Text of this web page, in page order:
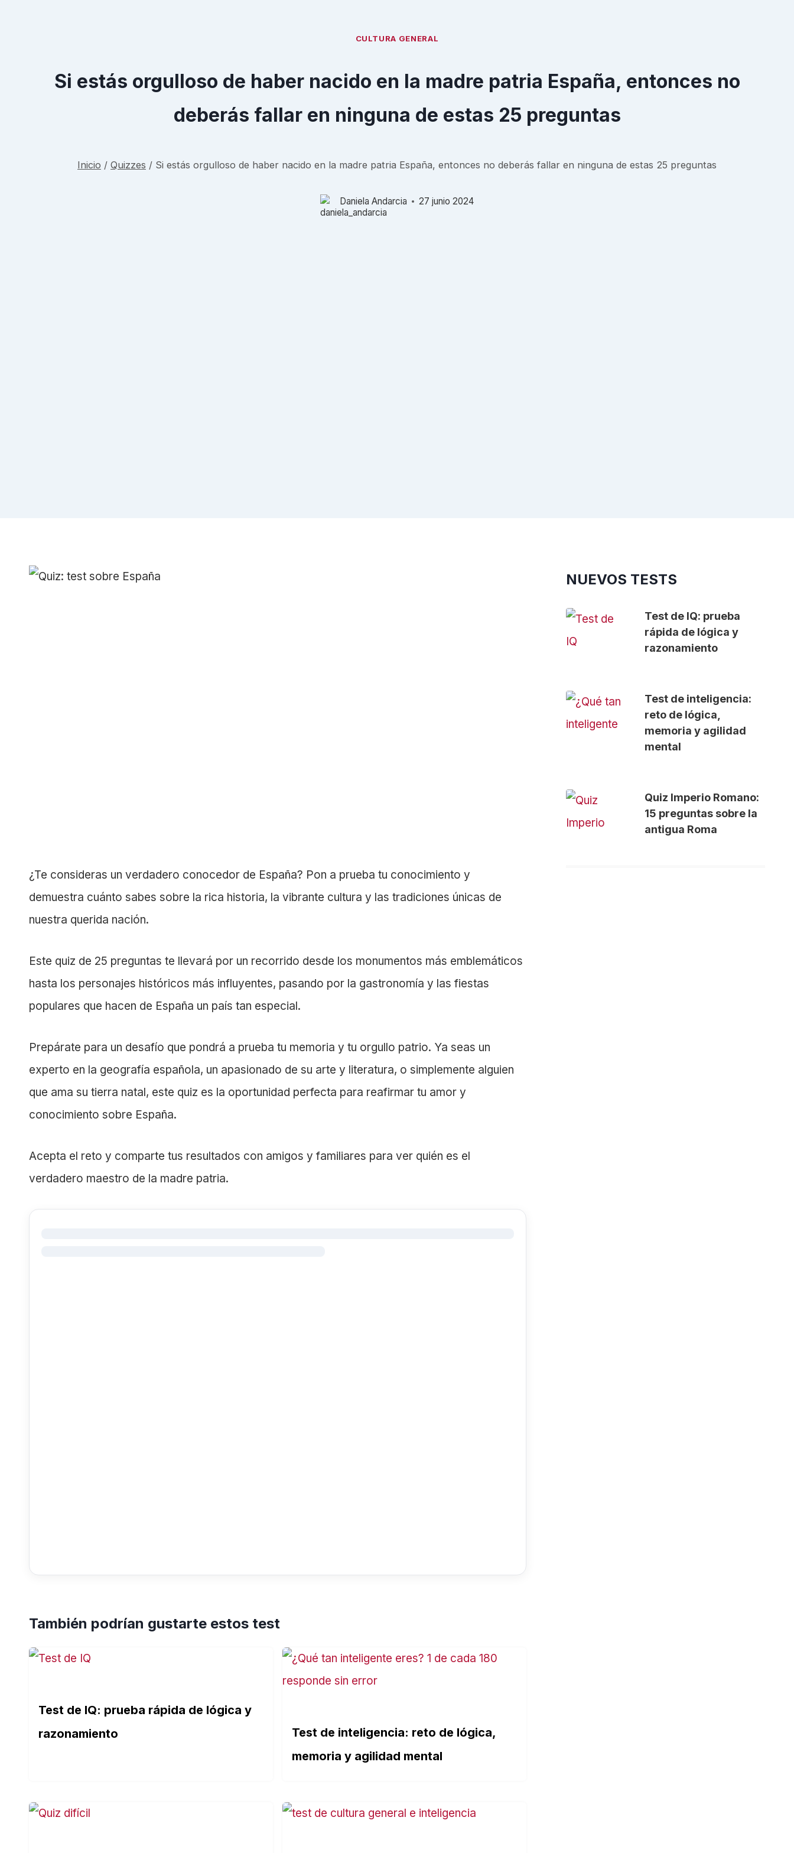
CULTURA GENERAL
Si estás orgulloso de haber nacido en la madre patria España, entonces no
deberás fallar en ninguna de estas 25 preguntas
Inicio / Quizzes / Si estás orgulloso de haber nacido en la madre patria España, entonces no deberás fallar en ninguna de estas 25 preguntas
Daniela Andarcia 27 junio 2024
¿Te consideras un verdadero conocedor de España? Pon a prueba tu conocimiento y
demuestra cuánto sabes sobre la rica historia, la vibrante cultura y las tradiciones únicas de
nuestra querida nación.
Este quiz de 25 preguntas te llevará por un recorrido desde los monumentos más emblemáticos
hasta los personajes históricos más influyentes, pasando por la gastronomía y las fiestas
populares que hacen de España un país tan especial.
Prepárate para un desafío que pondrá a prueba tu memoria y tu orgullo patrio. Ya seas un
experto en la geografía española, un apasionado de su arte y literatura, o simplemente alguien
que ama su tierra natal, este quiz es la oportunidad perfecta para reafirmar tu amor y
conocimiento sobre España.
Acepta el reto y comparte tus resultados con amigos y familiares para ver quién es el
verdadero maestro de la madre patria.
También podrían gustarte estos test
Test de IQ: prueba rápida de lógica y
razonamiento
Test de inteligencia: reto de lógica,
memoria y agilidad mental
NUEVOS TESTS
Test de IQ: prueba
rápida de lógica y
razonamiento
Test de inteligencia:
reto de lógica,
memoria y agilidad
mental
Quiz Imperio Romano:
15 preguntas sobre la
antigua Roma